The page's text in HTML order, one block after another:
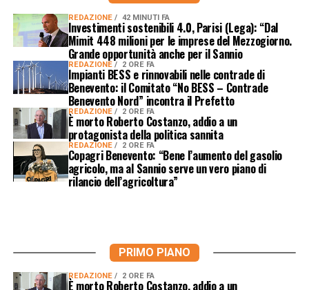
REDAZIONE 42 MINUTI FA
Investimenti sostenibili 4.0, Parisi (Lega): “Dal
Mimit 448 milioni per le imprese del Mezzogiorno.
Grande opportunità anche per il Sannio
REDAZIONE 2 ORE FA
Impianti BESS e rinnovabili nelle contrade di
Benevento: il Comitato “No BESS – Contrade
Benevento Nord” incontra il Prefetto
REDAZIONE 2 ORE FA
È morto Roberto Costanzo, addio a un
protagonista della politica sannita
REDAZIONE 2 ORE FA
Copagri Benevento: “Bene l’aumento del gasolio
agricolo, ma al Sannio serve un vero piano di
rilancio dell’agricoltura”
PRIMO PIANO
REDAZIONE 2 ORE FA
È morto Roberto Costanzo, addio a un